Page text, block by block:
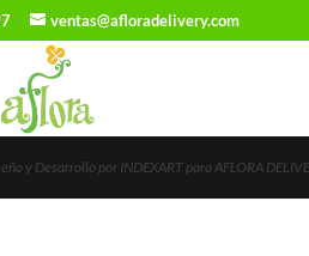
ventas@afloradelivery.com
y Desarrollo por INDEXART para AFLORA